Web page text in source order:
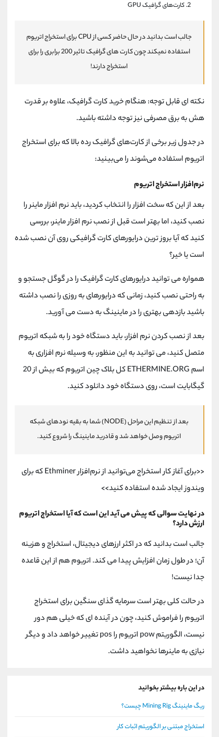
کارت‌های گرافیک GPU
جالب است بدانید در حال حاضر کسی از CPU برای استخراج اتریوم
استفاده نمیکند چون کارت های گرافیک تاثیر 200 برابری را برای
استخراج دارند!
نکته ای قابل توجه: هنگام خرید کارت گرافیک، علاوه بر قدرت
هش به برق مصرفی نیز توجه داشته باشید.
در جدول زیر برخی از کارت‌های گرافیک رده بالا که برای استخراج
اتریوم استفاده می‌شوند را می‌بینید:
نرم‌افزار استخراج اتریوم
بعد از این که سخت افزار را انتخاب کردید، باید نرم افزار ماینر را
نصب کنید، اما بهتر است قبل از نصب نرم افزار ماینر، بررسی
کنید که آیا بروز ترین درایورهای کارت گرافیکی روی آن نصب شده
است یا خیر؟
همواره می توانید درایورهای کارت گرافیک را در گوگل جستجو و
به راحتی نصب کنید، زمانی که درایورهای به روزی را نصب داشته
باشید بازدهی بهتری را در ماینینگ به دست می آورید.
بعد از نصب کردن نرم افزار، باید دستگاه خود را به شبکه اتریوم
متصل کنید، می توانید به این منظور، به وسیله نرم افزاری به
اسم ETHERMINE.ORG کل بلاک چین اتریوم که بیش از 20
گیگابایت است، روی دستگاه خود دانلود کنید.
بعد از تنظیم این مراحل (NODE) شما به بقیه نودهای شبکه
اتریوم وصل خواهد شد و قادرید ماینینگ را شروع کنید.
<<برای آغاز کار استخراج می‌توانید از نرم‌افزار Ethminer که برای
ویندوز ایجاد شده استفاده کنید>>
در نهایت سوالی که پیش می آید این است که آیا استخراج اتریوم
ارزش دارد؟
جالب است بدانید که در اکثر ارزهای دیجیتال، استخراج و هزینه
آن؛ در طول زمان افزایش پیدا می کند. اتریوم هم از این قاعده
جدا نیست!
در حالت کلی بهتر است سرمایه گذای سنگین برای استخراج
اتریوم را فراموش کنید، چون در آینده ای که خیلی هم دور
نیست، الگوریتم pow اتریوم را pos تغییر خواهد داد و دیگر
نیازی به ماینرها نخواهید داشت.
در این باره بیشتر بخوانید
ریگ ماینینگ Mining Rig چیست؟
استخراج مبتنی بر الگوریتم اثبات کار